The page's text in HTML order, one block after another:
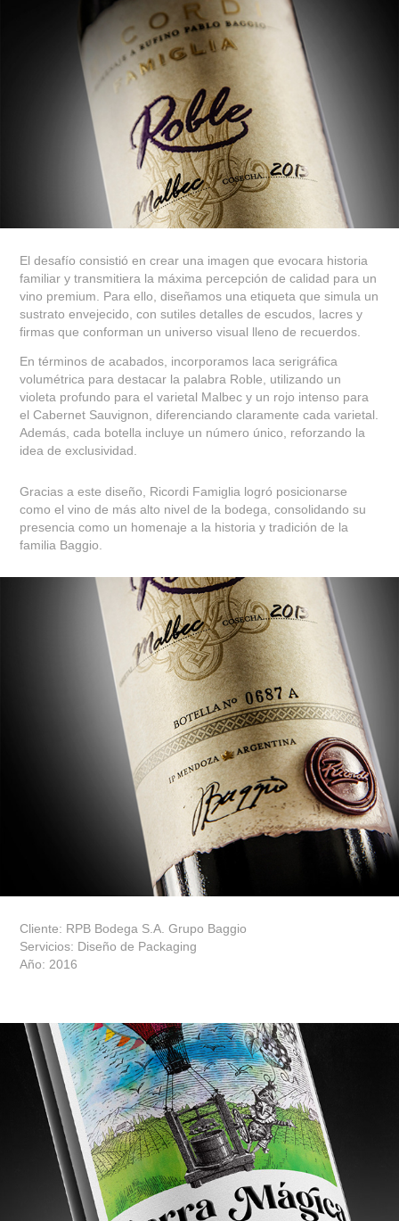
El desafío consistió en crear una imagen que evocara historia
familiar y transmitiera la máxima percepción de calidad para un
vino premium. Para ello, diseñamos una etiqueta que simula un
sustrato envejecido, con sutiles detalles de escudos, lacres y
firmas que conforman un universo visual lleno de recuerdos.
En términos de acabados, incorporamos laca serigráfica
volumétrica para destacar la palabra Roble, utilizando un
violeta profundo para el varietal Malbec y un rojo intenso para
el Cabernet Sauvignon, diferenciando claramente cada varietal.
Además, cada botella incluye un número único, reforzando la
idea de exclusividad.
Gracias a este diseño, Ricordi Famiglia logró posicionarse
como el vino de más alto nivel de la bodega, consolidando su
presencia como un homenaje a la historia y tradición de la
familia Baggio.
Cliente: RPB Bodega S.A. Grupo Baggio
Servicios: Diseño de Packaging
Año: 2016
TIERRA MÁGICA